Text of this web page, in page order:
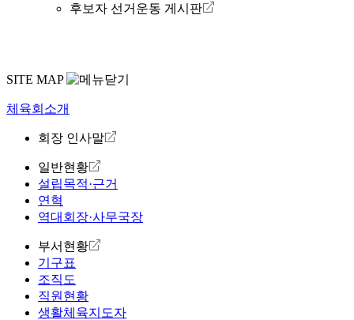
후보자 선거운동 게시판
SITE MAP
체육회소개
회장 인사말
일반현황
설립목적·근거
연혁
역대회장·사무국장
부서현황
기구표
조직도
직원현황
생활체육지도자